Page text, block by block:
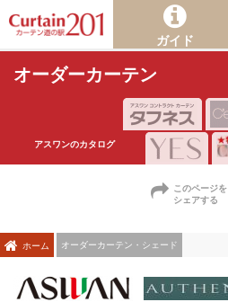
ガイド
オーダーカーテン
アスワンのカタログ
このページを
シェアする
ホーム オーダーカーテン・シェード